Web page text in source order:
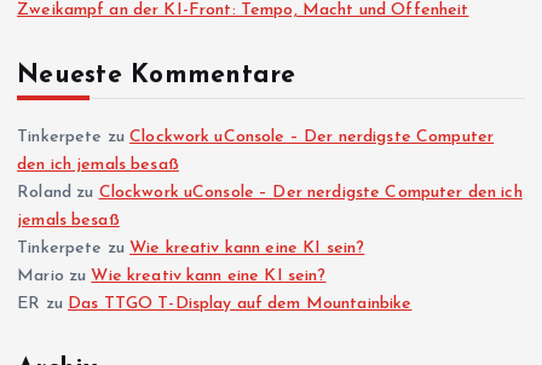
e
n
n
u
m
Zweikampf an der KI-Front: Tempo, Macht und Offenheit
Neueste Kommentare
Tinkerpete zuClockwork uConsole – Der nerdigste Computer
den ich jemals besaß
Roland zu Clockwork uConsole – Der nerdigste Computer den ich
jemals besaß
Tinkerpete zu Wie kreativ kann eine KI sein?
Mario zu Wie kreativ kann eine KI sein?
ER zu Das TTGO T-Display auf dem Mountainbike